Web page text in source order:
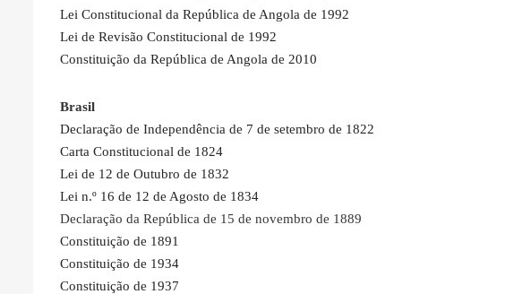
Lei Constitucional da República de Angola de 1992
Lei de Revisão Constitucional de 1992
Constituição da República de Angola de 2010
Brasil
Declaração de Independência de 7 de setembro de 1822
Carta Constitucional de 1824
Lei de 12 de Outubro de 1832
Lei n.º 16 de 12 de Agosto de 1834
Declaração da República de 15 de novembro de 1889
Constituição de 1891
Constituição de 1934
Constituição de 1937